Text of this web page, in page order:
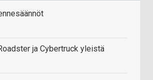
ja Cybertruck yleistä